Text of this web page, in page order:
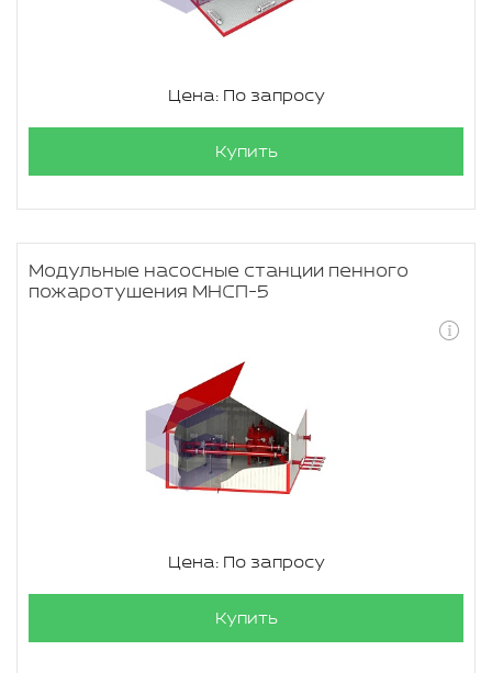
Цена: По запросу
Купить
Модульные насосные станции пенного
пожаротушения МНСП-5
Цена: По запросу
Купить